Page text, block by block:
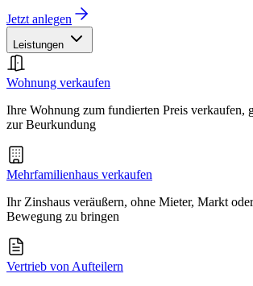
Jetzt anlegen
Leistungen
Wohnung verkaufen
Ihre Wohnung zum fundierten Preis verkaufen,
zur Beurkundung
Mehrfamilienhaus verkaufen
Ihr Zinshaus veräußern, ohne Mieter, Markt
Bewegung zu bringen
Vertrieb von Aufteilern